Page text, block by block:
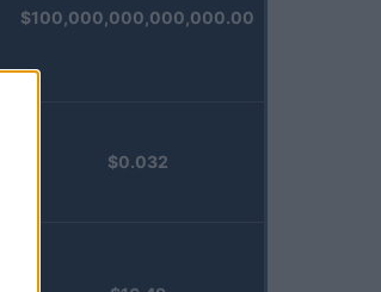
$100,000,000,000,000.00
$0.032